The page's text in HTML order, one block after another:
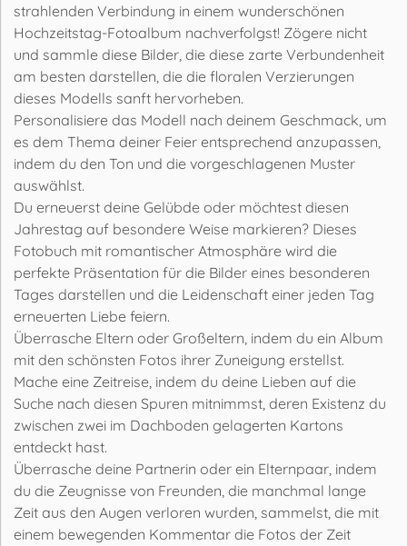
strahlenden Verbindung in einem wunderschönen
Hochzeitstag-Fotoalbum nachverfolgst! Zögere nicht
und sammle diese Bilder, die diese zarte Verbundenheit
am besten darstellen, die die floralen Verzierungen
dieses Modells sanft hervorheben.
Personalisiere das Modell nach deinem Geschmack, um
es dem Thema deiner Feier entsprechend anzupassen,
indem du den Ton und die vorgeschlagenen Muster
auswählst.
Du erneuerst deine Gelübde oder möchtest diesen
Jahrestag auf besondere Weise markieren? Dieses
Fotobuch mit romantischer Atmosphäre wird die
perfekte Präsentation für die Bilder eines besonderen
Tages darstellen und die Leidenschaft einer jeden Tag
erneuerten Liebe feiern.
Überrasche Eltern oder Großeltern, indem du ein Album
mit den schönsten Fotos ihrer Zuneigung erstellst.
Mache eine Zeitreise, indem du deine Lieben auf die
Suche nach diesen Spuren mitnimmst, deren Existenz du
zwischen zwei im Dachboden gelagerten Kartons
entdeckt hast.
Überrasche deine Partnerin oder ein Elternpaar, indem
du die Zeugnisse von Freunden, die manchmal lange
Zeit aus den Augen verloren wurden, sammelst, die mit
einem bewegenden Kommentar die Fotos der Zeit